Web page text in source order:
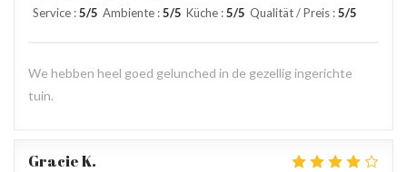
Service :5/5 Ambiente :5/5 Küche :5/5 Qualität / Preis :5/5
We hebben heel goed gelunched in de gezellig ingerichte
tuin.
GracieK